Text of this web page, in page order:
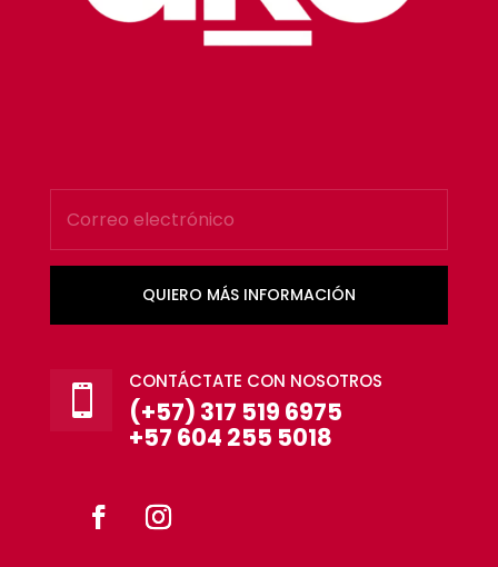
QUIERO MÁS INFORMACIÓN

CONTÁCTATE CON NOSOTROS
(+57) 317 519 6975
+57 604 255 5018